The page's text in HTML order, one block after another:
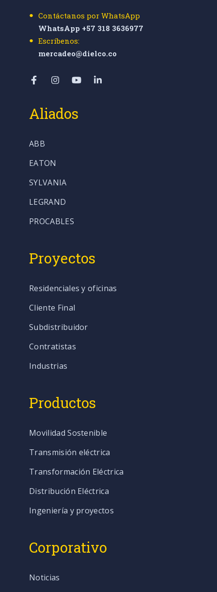
Contáctanos por WhatsApp
WhatsApp +57 318 3636977
Escríbenos:
mercadeo@dielco.co
Aliados
ABB
EATON
SYLVANIA
LEGRAND
PROCABLES
Proyectos
Residenciales y oficinas
Cliente Final
Subdistribuidor
Contratistas
Industrias
Productos
Movilidad Sostenible
Transmisión eléctrica
Transformación Eléctrica
Distribución Eléctrica
Ingeniería y proyectos
Corporativo
Noticias